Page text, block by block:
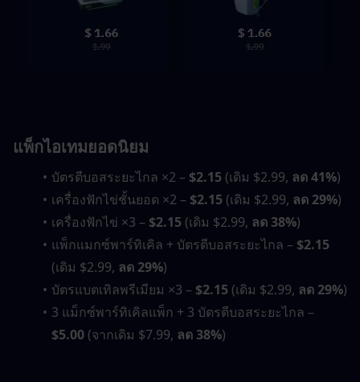
แพ็กไอเทมยอดนิยม
บัตรตีบอสระยะไกล ×2 – $2.15 (เดิม $2.99, ลด 41%)
เครื่องฟักไข่ชั้นยอด ×2 – $2.15 (เดิม $2.99, ลด 29%)
เครื่องฟักไข่ ×3 – $2.15 (เดิม $2.99, ลด 38%)
แพ็กแมกซ์พาร์ทิเคิล + บัตรตีบอสระยะไกล – $2.15
(เดิม $2.99, ลด 29%)
บัตรแบตเทิลพรีเมียม ×3 – $2.15 (เดิม $2.99, ลด 29%)
$5.00 (จากเดิม $7.99, ลด 38%)